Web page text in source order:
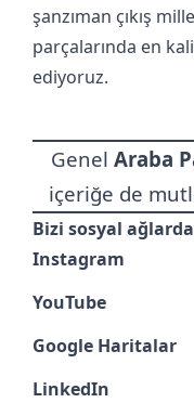
şanzıman çıkış
parçalarında en
ediyoruz.
Genel Araba
içeriğe de
Bizi sosyal
Instagram
YouTube
Google Haritalar
LinkedIn